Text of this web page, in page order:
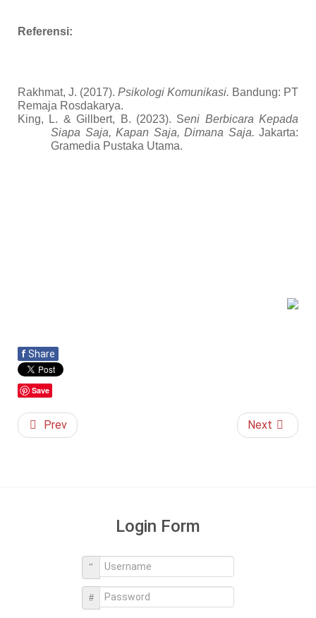
Referensi:
Rakhmat, J. (2017). Psikologi Komunikasi. Bandung: PT
Remaja Rosdakarya.
King, L. & Gillbert, B. (2023). Seni Berbicara Kepada
Siapa Saja, Kapan Saja, Dimana Saja. Jakarta:
Gramedia Pustaka Utama.
f Share
Save
Prev Next
Login Form
Username
Password